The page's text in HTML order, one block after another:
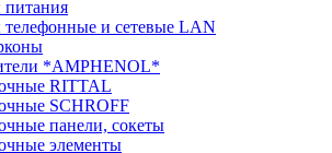
питания
телефонные и сетевые LAN
*AMPHENOL*
RITTAL
SCHROFF
панели, сокеты
элементы